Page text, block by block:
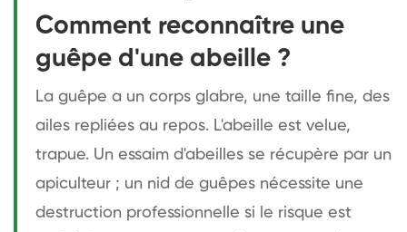
Comment reconnaître une
guêpe d'une abeille ?
La guêpe a un corps glabre, une taille fine, des
ailes repliées au repos. L'abeille est velue,
trapue. Un essaim d'abeilles se récupère par un
apiculteur ; un nid de guêpes nécessite une
destruction professionnelle si le risque est